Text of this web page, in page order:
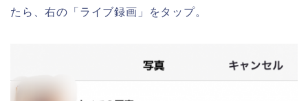
たら、右の「ライブ録画」をタップ。